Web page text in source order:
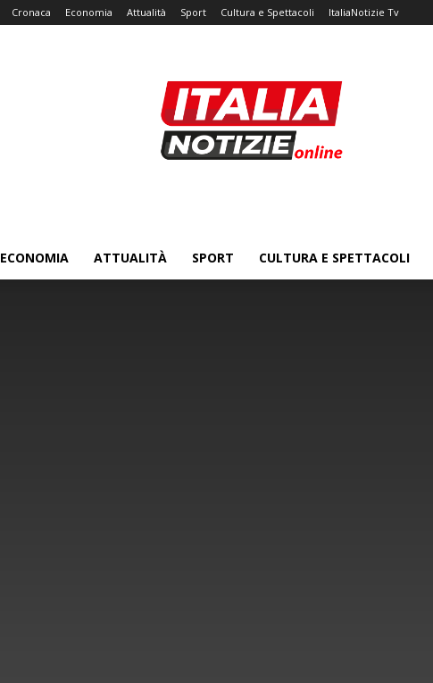
Cronaca Economia Attualità Sport Cultura e Spettacoli ItaliaNotizie Tv
ECONOMIA ATTUALITÀ SPORT CULTURA E SPETTACOLI